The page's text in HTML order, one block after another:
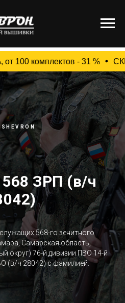
комплектов - 31 %
ЗРП (в/ч
568-го зенитного
Самарская область,
округ) 76-й дивизии ПВО 14-й
(в/ч 28042) c фамилией.